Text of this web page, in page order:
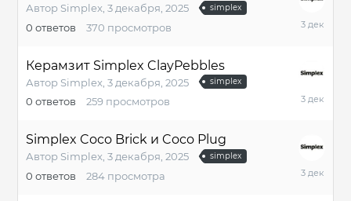
Автор Simplex 3 декабря, 2025 simplex
0 ответов 370 просмотров
3
Керамзит Simplex ClayPebbles
Автор Simplex 3 декабря, 2025 simplex
0 ответов 259 просмотров
3
декабря,
Simplex Coco Brick и Coco Plug
Автор Simplex 3 декабря, 2025 simplex
0 ответов 284 просмотра
3